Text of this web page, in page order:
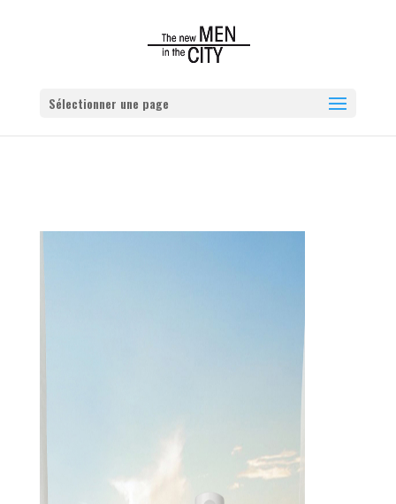
Sélectionner une page